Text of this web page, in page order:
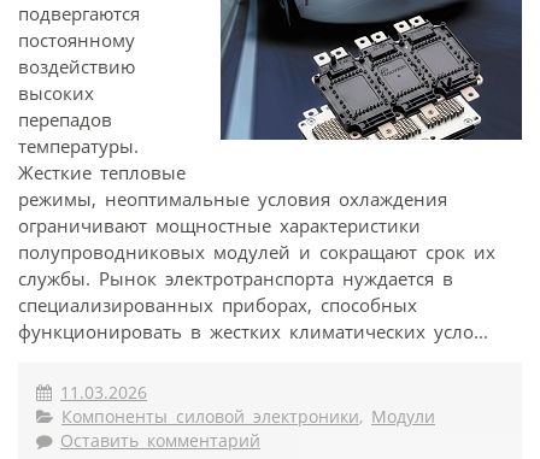
подвергаются
постоянному
воздействию
высоких
перепадов
температуры.
Жесткие тепловые
режимы, неоптимальные условия охлаждения
ограничивают мощностные характеристики
полупроводниковых модулей и сокращают срок их
службы. Рынок электротранспорта нуждается в
специализированных приборах, способных
функционировать в жестких климатических усло...
11.03.2026
Компоненты силовой электроники, Модули
Оставить комментарий